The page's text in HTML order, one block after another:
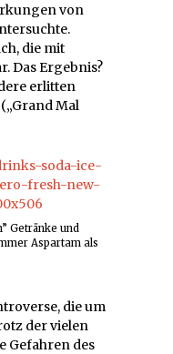
von
die mit
Das Ergebnis?
erlitten
Mal
Getränke und
Aspartam als
die um
der vielen
Gefahren des